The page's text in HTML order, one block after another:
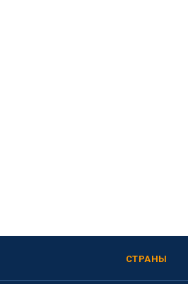
СТРАНЫ